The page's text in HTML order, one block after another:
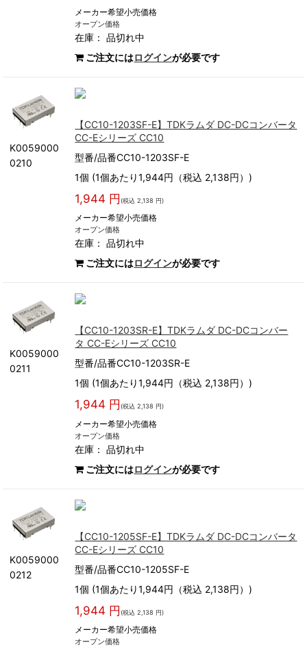
メーカー希望小売価格
オープン価格
在庫：品切れ中
ご注文にはログインが必要です
K0059000
0210
【CC10-1203SF-E】TDKラムダ DC-DCコンバータ
CC-Eシリーズ CC10
型番/品番CC10-1203SF-E
1個 (1個あたり1,944円（税込 2,138円）)
1,944 円 (税込 2,138 円)
メーカー希望小売価格
オープン価格
在庫：品切れ中
ご注文にはログインが必要です
K0059000
0211
【CC10-1203SR-E】TDKラムダ DC-DCコンバー
タ CC-Eシリーズ CC10
型番/品番CC10-1203SR-E
1個 (1個あたり1,944円（税込 2,138円）)
1,944 円 (税込 2,138 円)
メーカー希望小売価格
オープン価格
在庫：品切れ中
ご注文にはログインが必要です
K0059000
0212
【CC10-1205SF-E】TDKラムダ DC-DCコンバータ
CC-Eシリーズ CC10
型番/品番CC10-1205SF-E
1個 (1個あたり1,944円（税込 2,138円）)
1,944 円 (税込 2,138 円)
メーカー希望小売価格
オープン価格